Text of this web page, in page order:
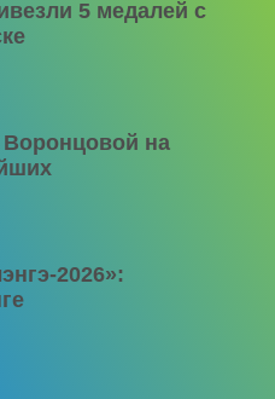
5 медалей с
на
2026»: